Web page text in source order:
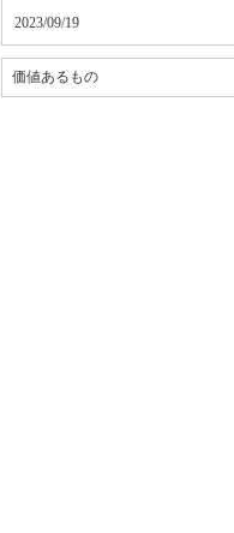
2023/09/19
価値あるもの